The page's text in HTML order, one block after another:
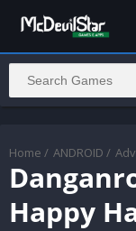
Home / ANDROID /
Happy